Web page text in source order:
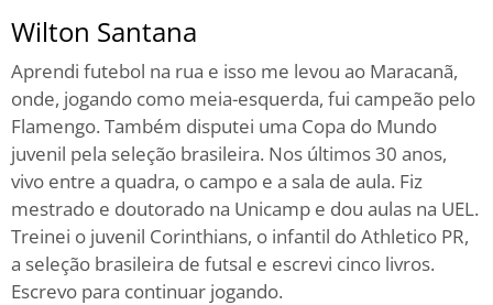
Wilton Santana
Aprendi futebol na rua e isso me levou ao Maracanã,
onde, jogando como meia-esquerda, fui campeão pelo
Flamengo. Também disputei uma Copa do Mundo
juvenil pela seleção brasileira. Nos últimos 30 anos,
vivo entre a quadra, o campo e a sala de aula. Fiz
mestrado e doutorado na Unicamp e dou aulas na UEL.
Treinei o juvenil Corinthians, o infantil do Athletico PR,
a seleção brasileira de futsal e escrevi cinco livros.
Escrevo para continuar jogando.